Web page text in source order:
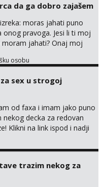
koji me jako
muskarac preuzme
Klikni na link ispod i nadji
te!
da ga dobro zajašem
moras jahati puno
onog pravoga. Jesi li ti moj
jahati? Onaj moj
javi mi se tamo....
osobu
sex u strogoj
od faxa i imam jako puno
nekog decka za redovan
Klikni na link ispod i nadji
trazim nekog za